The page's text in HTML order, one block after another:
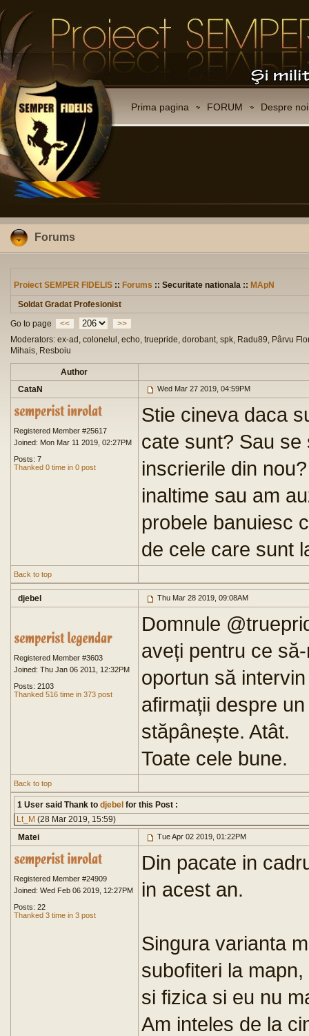
Prima pagina FORUM Despre noi
Forums
Proiect SEMPER FIDELIS :: Forums :: Securitate nationala :: MApN
Soldat Gradat Profesionist
Go to page
<<
>>
Moderators: ex-ad, colonelul, echo, truepride, dorobant, spk, Radu89, Pârvu
Mihais, Resboiu
Author
CataN
Wed Mar 27 2019, 04:59PM
Registered Member #25617
Joined: Mon Mar 11 2019, 02:27PM
Posts: 7
Thanked 0 time in 0 post
Stie cineva daca
cate sunt? Sau
inscrierile din
inaltime sau am
probele banuiesc
de cele care sunt
Back to top
djebel Thu Mar 28 2019, 09:08AM
Registered Member #3603
Joined: Thu Jan 06 2011, 12:32PM
Posts: 2103
Thanked 516 time in 373 post
Domnule
aveți pentru ce
oportun să
afirmații despre
stăpânește. Atât.
Toate cele bune.
Back to top
1 User said Thank to djebel for this Post :
Lt_M (28 Mar 2019, 15:59)
Matei
Tue Apr 02 2019, 01:22PM
Registered Member #24909
Joined: Wed Feb 06 2019, 12:27PM
Posts: 22
Thanked 3 time in 3 post
Din pacate in
in acest an.
Singura varianta
subofiteri la
si fizica si eu nu
Am inteles de la